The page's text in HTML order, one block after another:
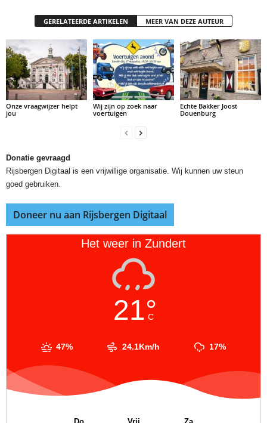
GERELATEERDE ARTIKELEN MEER VAN DEZE AUTEUR
Onze vraagwijzer helpt
jou
Wij zijn op zoek naar
voertuigen
Echte Bakker Joost
Douenburg
Donatie gevraagd
Rijsbergen Digitaal is een vrijwillige organisatie. Wij kunnen uw steun
goed gebruiken.
Doneer nu aan Rijsbergen Digitaal
Het weer in Zundert
21°
C
47% 24.1Km/h 17%